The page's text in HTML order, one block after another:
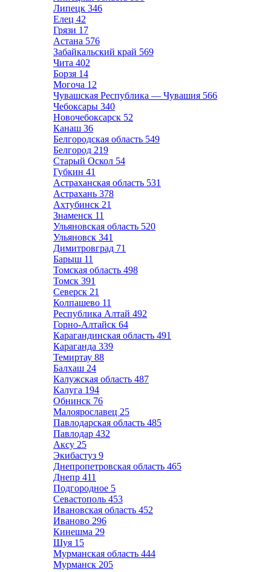
Липецк 346
Елец 42
Грязи 17
Астана 576
Забайкальский край 569
Чита 402
Борзя 14
Могоча 12
Чувашская Республика — Чувашия 566
Чебоксары 340
Новочебоксарск 52
Канаш 36
Белгородская область 549
Белгород 219
Старый Оскол 54
Губкин 41
Астраханская область 531
Астрахань 378
Ахтубинск 21
Знаменск 11
Ульяновская область 520
Ульяновск 341
Димитровград 71
Барыш 11
Томская область 498
Томск 391
Северск 21
Колпашево 11
Республика Алтай 492
Горно-Алтайск 64
Карагандинская область 491
Караганда 339
Темиртау 88
Балхаш 24
Калужская область 487
Калуга 194
Обнинск 76
Малоярославец 25
Павлодарская область 485
Павлодар 432
Аксу 25
Экибастуз 9
Днепропетровская область 465
Днепр 411
Подгородное 5
Севастополь 453
Ивановская область 452
Иваново 296
Кинешма 29
Шуя 15
Мурманская область 444
Мурманск 205